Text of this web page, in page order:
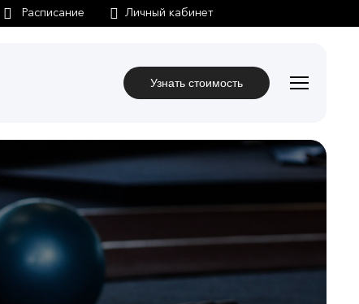
Личный кабинет
Узнать стоимость